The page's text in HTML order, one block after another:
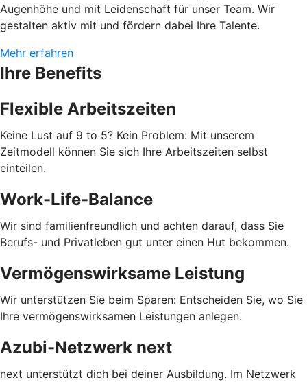
Augenhöhe und mit Leidenschaft für unser Team. Wir
gestalten aktiv mit und fördern dabei Ihre Talente.
Mehr erfahren
Ihre Benefits
Flexible Arbeitszeiten
Keine Lust auf 9 to 5? Kein Problem: Mit unserem
Zeitmodell können Sie sich Ihre Arbeitszeiten selbst
einteilen.
Work-Life-Balance
Wir sind familienfreundlich und achten darauf, dass Sie
Berufs- und Privatleben gut unter einen Hut bekommen.
Vermögenswirksame Leistung
Wir unterstützen Sie beim Sparen: Entscheiden Sie, wo Sie
Ihre vermögenswirksamen Leistungen anlegen.
Azubi-Netzwerk next
next unterstützt dich bei deiner Ausbildung. Im Netzwerk